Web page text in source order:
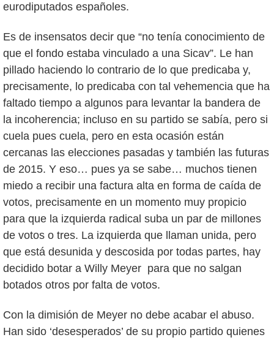
eurodiputados españoles.
Es de insensatos decir que “no tenía conocimiento de
que el fondo estaba vinculado a una Sicav”. Le han
pillado haciendo lo contrario de lo que predicaba y,
precisamente, lo predicaba con tal vehemencia que ha
faltado tiempo a algunos para levantar la bandera de
la incoherencia; incluso en su partido se sabía, pero si
cuela pues cuela, pero en esta ocasión están
cercanas las elecciones pasadas y también las futuras
de 2015. Y eso… pues ya se sabe… muchos tienen
miedo a recibir una factura alta en forma de caída de
votos, precisamente en un momento muy propicio
para que la izquierda radical suba un par de millones
de votos o tres. La izquierda que llaman unida, pero
que está desunida y descosida por todas partes, hay
decidido botar a Willy Meyer para que no salgan
botados otros por falta de votos.
Con la dimisión de Meyer no debe acabar el abuso.
Han sido ‘desesperados’ de su propio partido quienes